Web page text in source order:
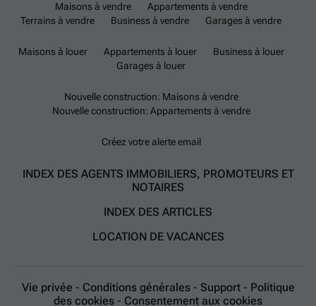
Maisons à vendre
Appartements à vendre
Terrains à vendre
Business à vendre Garages à vendre
Maisons à louer Appartements à louer
Business à louer
Garages à louer
Nouvelle construction: Maisons à vendre
Nouvelle construction: Appartements à vendre
Créez votre alerte email
INDEX DES AGENTS IMMOBILIERS, PROMOTEURS ET
NOTAIRES
INDEX DES ARTICLES
LOCATION DE VACANCES
Vie privée - Conditions générales - Support - Politique
des cookies - Consentement aux cookies